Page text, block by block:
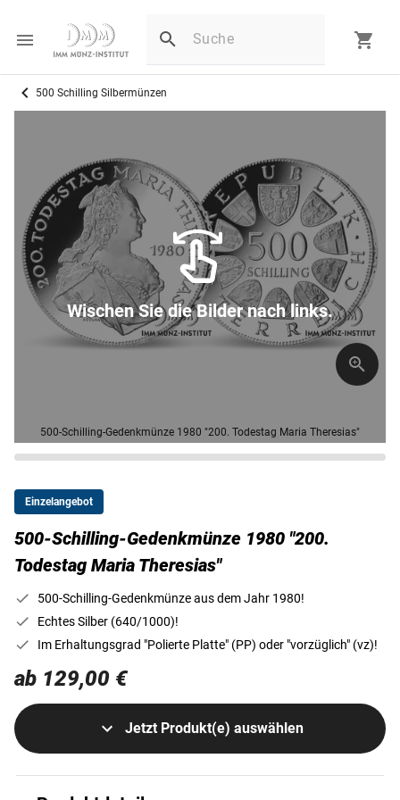
500 Schilling Silbermünzen
500-Schilling-Gedenkmünze 1980 "200. Todestag Maria Theresias"
Wischen Sie die Bilder nach links.
Einzelangebot
500-Schilling-Gedenkmünze 1980 "200.
Todestag Maria Theresias"
500-Schilling-Gedenkmünze aus dem Jahr 1980!
Echtes Silber (640/1000)!
Im Erhaltungsgrad "Polierte Platte" (PP) oder "vorzüglich" (vz)!
ab 129,00 €
Jetzt Produkt(e) auswählen